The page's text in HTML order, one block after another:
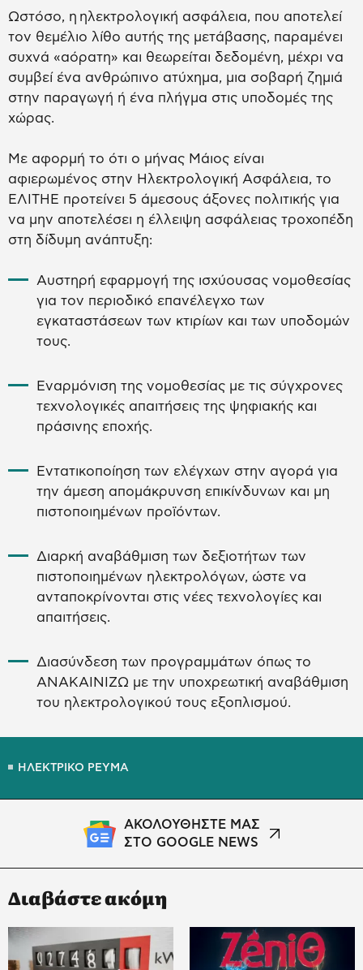
Ωστόσο, η ηλεκτρολογική ασφάλεια, που αποτελεί
τον θεμέλιο λίθο αυτής της μετάβασης, παραμένει
συχνά «αόρατη» και θεωρείται δεδομένη, μέχρι να
συμβεί ένα ανθρώπινο ατύχημα, μια σοβαρή ζημιά
στην παραγωγή ή ένα πλήγμα στις υποδομές της
χώρας.
Με αφορμή το ότι ο μήνας Μάιος είναι
αφιερωμένος στην Ηλεκτρολογική Ασφάλεια, το
ΕΛΙΤΗΕ προτείνει 5 άμεσους άξονες πολιτικής για
να μην αποτελέσει η έλλειψη ασφάλειας τροχοπέδη
στη δίδυμη ανάπτυξη:
Αυστηρή εφαρμογή της ισχύουσας νομοθεσίας
για τον περιοδικό επανέλεγχο των
εγκαταστάσεων των κτιρίων και των υποδομών
τους.
Εναρμόνιση της νομοθεσίας με τις σύγχρονες
τεχνολογικές απαιτήσεις της ψηφιακής και
πράσινης εποχής.
Εντατικοποίηση των ελέγχων στην αγορά για
την άμεση απομάκρυνση επικίνδυνων και μη
πιστοποιημένων προϊόντων.
Διαρκή αναβάθμιση των δεξιοτήτων των
πιστοποιημένων ηλεκτρολόγων, ώστε να
ανταποκρίνονται στις νέες τεχνολογίες και
απαιτήσεις.
Διασύνδεση των προγραμμάτων όπως το
ΑΝΑΚΑΙΝΙΖΩ με την υποχρεωτική αναβάθμιση
του ηλεκτρολογικού τους εξοπλισμού.
ΗΛΕΚΤΡΙΚΟ ΡΕΥΜΑ
ΑΚΟΛΟΥΘΗΣΤΕ ΜΑΣ
ΣΤΟ GOOGLE NEWS
Διαβάστε ακόμη